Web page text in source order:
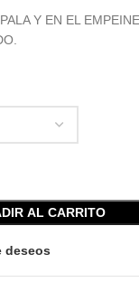
Y EN EL
AL CARRITO
deseos